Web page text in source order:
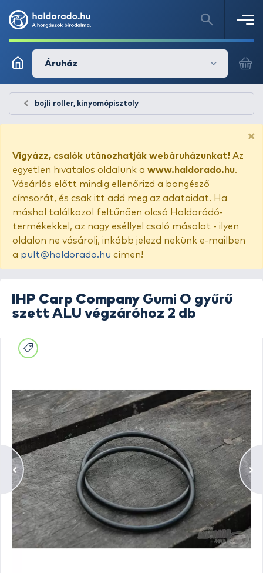
Áruház
bojli roller, kinyomópisztoly
×
Vigyázz, csalók utánozhatják webáruházunkat! Az
egyetlen hivatalos oldalunk a www.haldorado.hu.
Vásárlás előtt mindig ellenőrizd a böngésző
címsorát, és csak itt add meg az adataidat. Ha
máshol találkozol feltűnően olcsó Haldorádó-
termékekkel, az nagy eséllyel csaló másolat - ilyen
oldalon ne vásárolj, inkább jelezd nekünk e-mailben
a pult@haldorado.hu címen!
IHP Carp Company Gumi O gyűrű
szett ALU végzáróhoz 2 db